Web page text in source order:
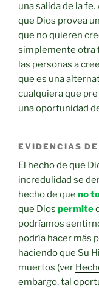
una salida de la
que Dios provea
que no quieren
simplemente otra
las personas a
que es una
cualquiera que
una oportunidad
EVIDENCIAS
El hecho de que
incredulidad se
hecho de que no
que Dios permite
podríamos
podría hacer más
haciendo que Su
muertos (ver
embargo, tal